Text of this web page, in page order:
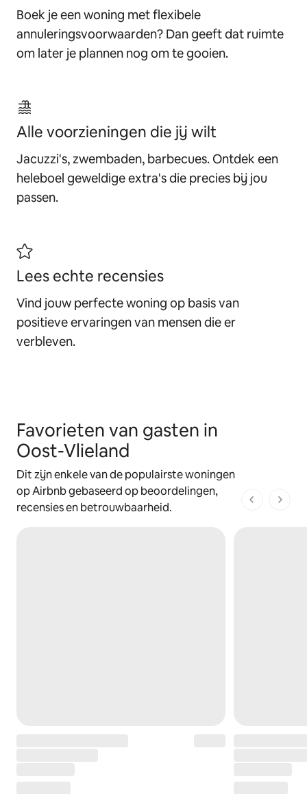
Boek je een woning met flexibele
annuleringsvoorwaarden? Dan geeft dat ruimte
om later je plannen nog om te gooien.
Alle voorzieningen die jij wilt
Jacuzzi's, zwembaden, barbecues. Ontdek een
heleboel geweldige extra's die precies bij jou
passen.
Lees echte recensies
Vind jouw perfecte woning op basis van
positieve ervaringen van mensen die er
verbleven.
Favorieten van gasten in
Oost-Vlieland
Dit zijn enkele van de populairste woningen
op Airbnb gebaseerd op beoordelingen,
recensies en betrouwbaarheid.
1 van 1